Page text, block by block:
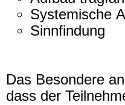
Systemische
Sinnfindung
Das Besondere
dass der